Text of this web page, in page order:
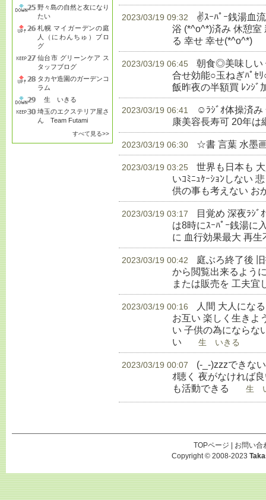
野々島の自然と友になり
たい
札幌 マイガーデンの庭
人（にわんちゅ）ブロ
グ
仙台市 グリーンケア ス
タッフブログ
タカヤ造園のガーデンコ
ラム
生 いきる
埼玉のエクステリア屋さ
ん Team Futami
すべて見る>>
2023/03/19 09:32
✌ｽｰﾊﾟｰ銭湯血
浴 (*^o^*)済み 休憩室
る 幸せ 幸せ(*^o^*)
2023/03/19 06:45
朝食◎美味しい
合せ効能○玉ねぎﾊﾟｾ
飯昨夜の半額買 ﾚﾝｼﾞ
2023/03/19 06:41
☺ﾗｼﾞｵ体操済み
康美容長寿可 20年は
2023/03/19 06:30 ☆書 言葉 水墨
2023/03/19 03:25
世界も日本も
いｺﾐﾆｭｹｰｼｮﾝしない
供の事も考えない お
2023/03/19 03:17
目覚め 深夜ﾗｼﾞ
は8時にｽｰﾊﾟｰ銭湯に
に 血行効果最大 再
2023/03/19 00:42
庭ぶろ終了後
から閲覧出来るよう
または販売を 工夫宜
2023/03/19 00:16
人間 大人にな
お互い 楽しく生きよ
い 子供の為にならな
い 生 いきる
2023/03/19 00:07
(-_-)zzzできな
ｵ聴く 夜がなければ
も活動できる
生 い
TOPページ
お問い合
Copyright © 2008-2023